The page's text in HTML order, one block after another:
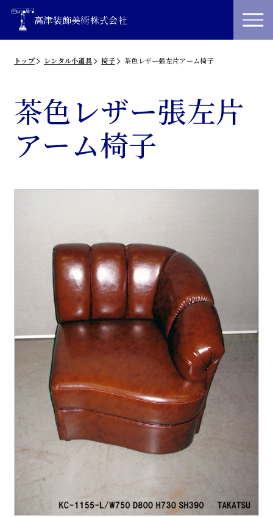
高津装飾美術株式会社
トップ レンタル小道具 椅子 茶色レザー張左片アーム椅子
茶色レザー張左片
アーム椅子